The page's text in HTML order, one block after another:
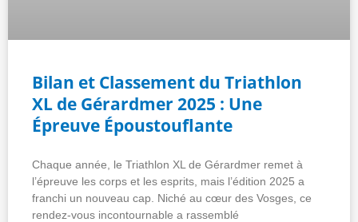
Bilan et Classement du Triathlon
XL de Gérardmer 2025 : Une
Épreuve Époustouflante
Chaque année, le Triathlon XL de Gérardmer remet à
l’épreuve les corps et les esprits, mais l’édition 2025 a
franchi un nouveau cap. Niché au cœur des Vosges, ce
rendez-vous incontournable a rassemblé